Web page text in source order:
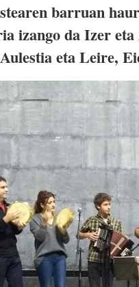
barruan
izango da Izer
eta Leire,